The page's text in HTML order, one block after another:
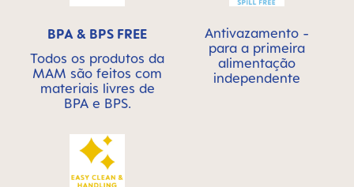
BPA & BPS FREE
Todos os produtos da
MAM são feitos com
materiais livres de
BPA e BPS.
Antivazamento -
para a primeira
alimentação
independente